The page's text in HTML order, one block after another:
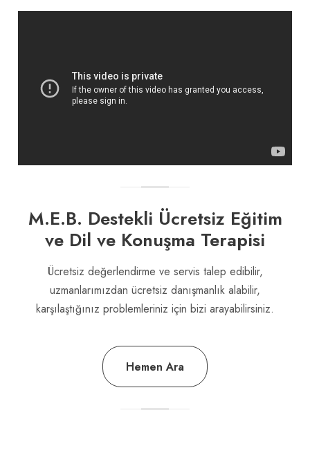
M.E.B. Destekli Ücretsiz Eğitim
ve Dil ve Konuşma Terapisi
Ücretsiz değerlendirme ve servis talep edibilir,
uzmanlarımızdan ücretsiz danışmanlık alabilir,
karşılaştığınız problemleriniz için bizi arayabilirsiniz.
Hemen Ara